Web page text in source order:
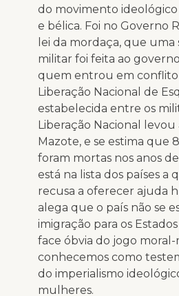
do movimento
e bélica. Foi no Governo
lei da mordaça, que
militar foi feita ao
quem entrou em
Liberação Nacional de
estabelecida entre os
Liberação Nacional levou
Mazote, e se estima que
foram mortas nos anos
está na lista dos países a
recusa a oferecer ajuda
alega que o país não se
imigração para os
face óbvia do jogo
conhecemos como
do imperialismo
mulheres.